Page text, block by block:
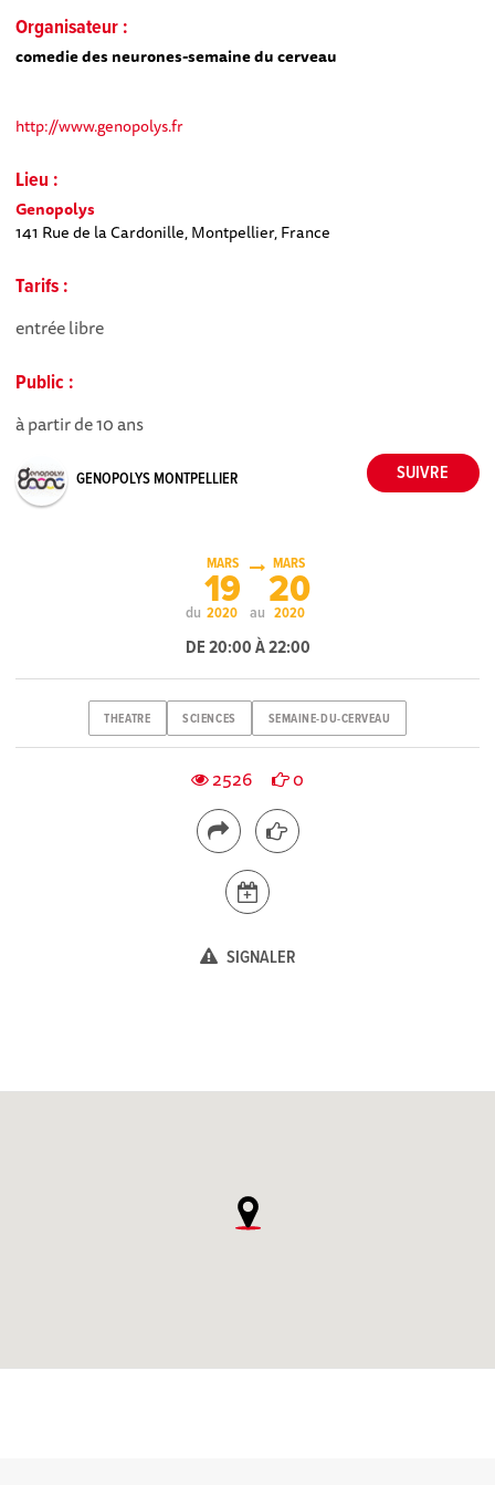
Organisateur :
comedie des neurones-semaine du cerveau
http://www.genopolys.fr
Lieu :
Genopolys
141 Rue de la Cardonille, Montpellier, France
Tarifs :
entrée libre
Public :
à partir de 10 ans
GENOPOLYS MONTPELLIER
du
MARS
19
2020 au
MARS
20
2020
DE 20:00 À 22:00
THEATRE SCIENCES SEMAINE-DU-CERVEAU
2526 0
SIGNALER